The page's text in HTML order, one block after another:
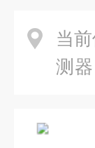
当前
测器